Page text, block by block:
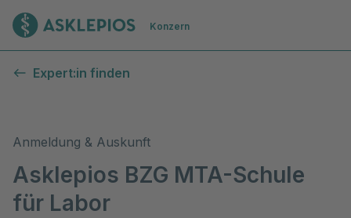
Zur Startseite
Konzern
Expert:in finden
Anmeldung & Auskunft
Asklepios BZG MTA-Schule
für Labor